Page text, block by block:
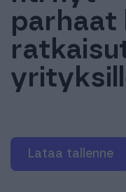
Tuki & Koulutus
Meistä &
parhaat
Lataa tallenne